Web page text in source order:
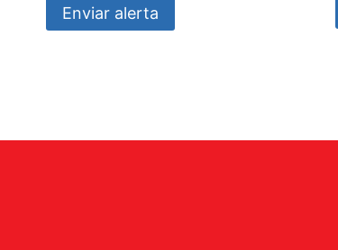
Enviar alerta